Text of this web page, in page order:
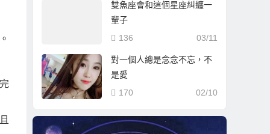
雙魚座會和這個星座糾纏一
輩子
03/11
136
對一個人總是念念不忘，不
是愛
02/10
170